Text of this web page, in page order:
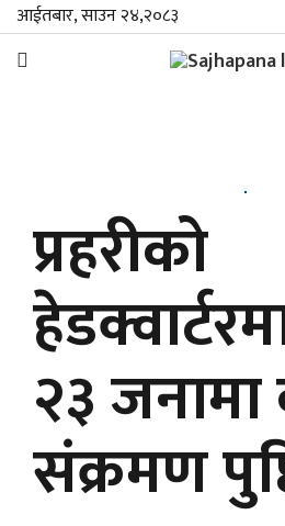
आईतबार, साउन २४,२०८३
स्थानीय
राजनीति
मनोरञ्जन/
प्रहरीको
२३ जनामा
संक्रमण